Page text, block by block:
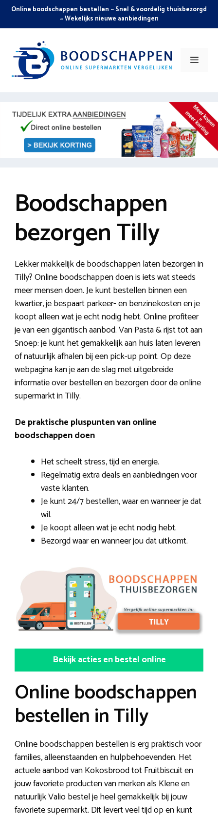
Skip
content
Online boodschappen bestellen ~ Snel & voordelig thuisbezorgd
~ Wekelijks nieuwe aanbiedingen
Menu
Boodschappen
bezorgen Tilly
Lekker makkelijk de boodschappen laten bezorgen in
Tilly? Online boodschappen doen is iets wat steeds
meer mensen doen. Je kunt bestellen binnen een
kwartier, je bespaart parkeer- en benzinekosten en je
koopt alleen wat je echt nodig hebt. Online profiteer
je van een gigantisch aanbod. Van Pasta & rijst tot aan
Snoep: je kunt het gemakkelijk aan huis laten leveren
of natuurlijk afhalen bij een pick-up point. Op deze
webpagina kan je aan de slag met uitgebreide
informatie over bestellen en bezorgen door de online
supermarkt in Tilly.
De praktische pluspunten van online
boodschappen doen
Het scheelt stress, tijd en energie.
Regelmatig extra deals en aanbiedingen voor
vaste klanten.
Je kunt 24/7 bestellen, waar en wanneer je dat
wil.
Je koopt alleen wat je echt nodig hebt.
Bezorgd waar en wanneer jou dat uitkomt.
Bekijk acties en bestel online
Online boodschappen
bestellen in Tilly
Online boodschappen bestellen is erg praktisch voor
families, alleenstaanden en hulpbehoevenden. Het
actuele aanbod van Kokosbrood tot Fruitbiscuit en
jouw favoriete producten van merken als Klene en
natuurlijk Valio bestel je heel gemakkelijk bij jouw
favoriete supermarkt. Dit levert veel tijd op en kunt